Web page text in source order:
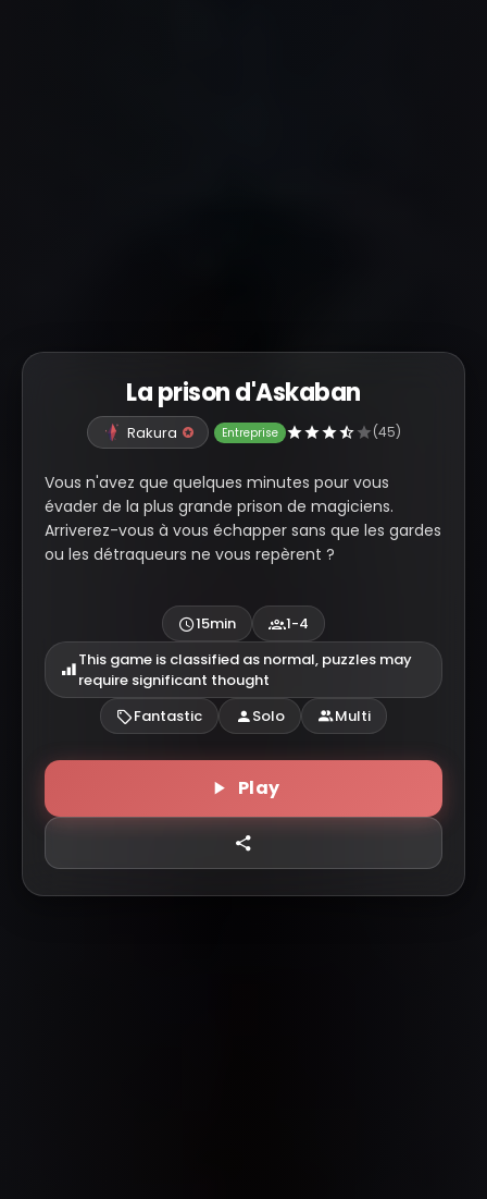
La prison d'Askaban
Rakura Entreprise (45)
Vous n'avez que quelques minutes pour vous
évader de la plus grande prison de magiciens.
Arriverez-vous à vous échapper sans que les gardes
ou les détraqueurs ne vous repèrent ?
15min
1-4
This game is classified as normal, puzzles may
require significant thought
Fantastic
Solo Multi
Play